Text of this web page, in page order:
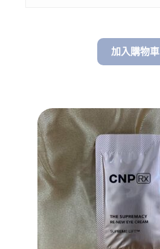
加入購物車